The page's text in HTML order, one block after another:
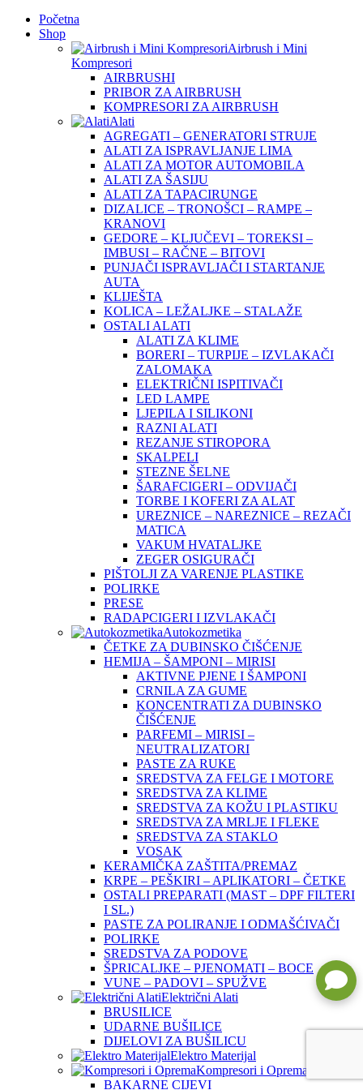
Početna
Shop
Airbrush i Mini
Kompresori
AIRBRUSHI
PRIBOR ZA AIRBRUSH
KOMPRESORI ZA AIRBRUSH
Alati
AGREGATI – GENERATORI STRUJE
ALATI ZA ISPRAVLJANJE LIMA
ALATI ZA MOTOR AUTOMOBILA
ALATI ZA ŠASIJU
ALATI ZA TAPACIRUNGE
DIZALICE – TRONOŠCI – RAMPE –
KRANOVI
GEDORE – KLJUČEVI – TOREKSI –
IMBUSI – RAČNE – BITOVI
PUNJAČI ISPRAVLJAČI I STARTANJE
AUTA
KLIJEŠTA
KOLICA – LEŽALJKE – STALAŽE
OSTALI ALATI
ALATI ZA KLIME
BORERI – TURPIJE – IZVLAKAČI
ZALOMAKA
ELEKTRIČNI ISPITIVAČI
LED LAMPE
LJEPILA I SILIKONI
RAZNI ALATI
REZANJE STIROPORA
SKALPELI
STEZNE ŠELNE
ŠARAFCIGERI – ODVIJAČI
TORBE I KOFERI ZA ALAT
UREZNICE – NAREZNICE – REZAČI
MATICA
VAKUM HVATALJKE
ZEGER OSIGURAČI
PIŠTOLJI ZA VARENJE PLASTIKE
POLIRKE
PRESE
RADAPCIGERI I IZVLAKAČI
Autokozmetika
ČETKE ZA DUBINSKO ČIŠĆENJE
HEMIJA – ŠAMPONI – MIRISI
AKTIVNE PJENE I ŠAMPONI
CRNILA ZA GUME
KONCENTRATI ZA DUBINSKO
ČIŠĆENJE
PARFEMI – MIRISI –
NEUTRALIZATORI
PASTE ZA RUKE
SREDSTVA ZA FELGE I MOTORE
SREDSTVA ZA KLIME
SREDSTVA ZA KOŽU I PLASTIKU
SREDSTVA ZA MRLJE I FLEKE
SREDSTVA ZA STAKLO
VOSAK
KERAMIČKA ZAŠTITA/PREMAZ
KRPE – PEŠKIRI – APLIKATORI – ČETKE
OSTALI PREPARATI (MAST – DPF FILTERI
I SL.)
PASTE ZA POLIRANJE I ODMAŠĆIVAČI
POLIRKE
SREDSTVA ZA PODOVE
ŠPRICALJKE – PJENOMATI – BOCE
VUNE – PADOVI – SPUŽVE
Električni Alati
BRUSILICE
UDARNE BUŠILICE
DIJELOVI ZA BUŠILICU
Elektro Materijal
Kompresori i Oprema
BAKARNE CIJEVI